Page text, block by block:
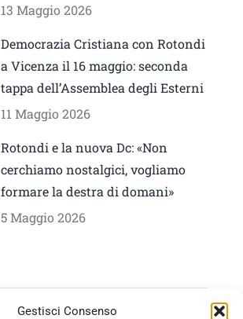
Gestisci Consenso
13 Maggio 2026
Democrazia Cristiana con Rotondi
a Vicenza il 16 maggio: seconda
tappa dell’Assemblea degli Esterni
11 Maggio 2026
Rotondi e la nuova Dc: «Non
cerchiamo nostalgici, vogliamo
formare la destra di domani»
5 Maggio 2026